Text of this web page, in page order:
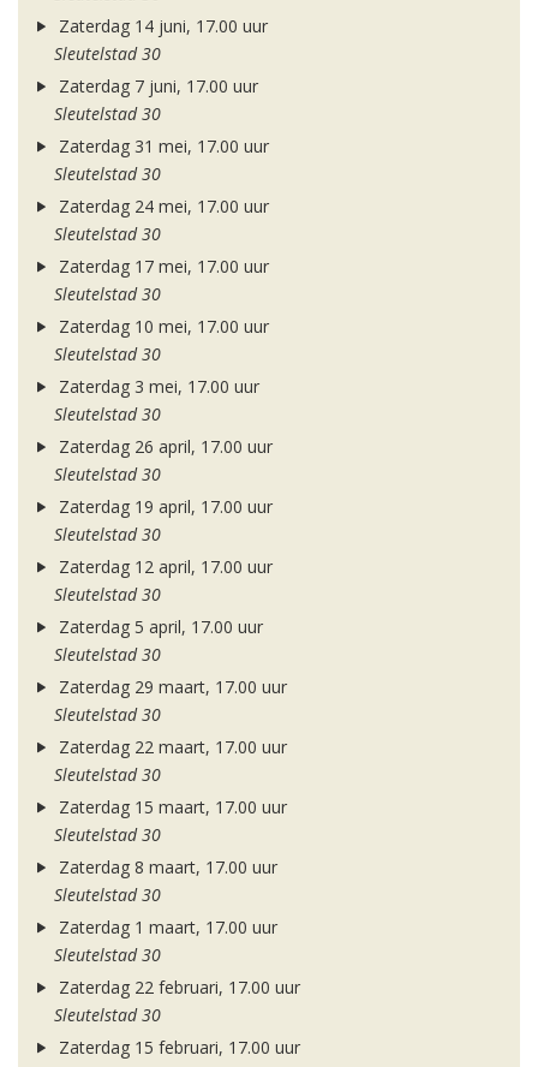
Zaterdag 14 juni, 17.00 uur
Sleutelstad 30
Zaterdag 7 juni, 17.00 uur
Sleutelstad 30
Zaterdag 31 mei, 17.00 uur
Sleutelstad 30
Zaterdag 24 mei, 17.00 uur
Sleutelstad 30
Zaterdag 17 mei, 17.00 uur
Sleutelstad 30
Zaterdag 10 mei, 17.00 uur
Sleutelstad 30
Zaterdag 3 mei, 17.00 uur
Sleutelstad 30
Zaterdag 26 april, 17.00 uur
Sleutelstad 30
Zaterdag 19 april, 17.00 uur
Sleutelstad 30
Zaterdag 12 april, 17.00 uur
Sleutelstad 30
Zaterdag 5 april, 17.00 uur
Sleutelstad 30
Zaterdag 29 maart, 17.00 uur
Sleutelstad 30
Zaterdag 22 maart, 17.00 uur
Sleutelstad 30
Zaterdag 15 maart, 17.00 uur
Sleutelstad 30
Zaterdag 8 maart, 17.00 uur
Sleutelstad 30
Zaterdag 1 maart, 17.00 uur
Sleutelstad 30
Zaterdag 22 februari, 17.00 uur
Sleutelstad 30
Zaterdag 15 februari, 17.00 uur